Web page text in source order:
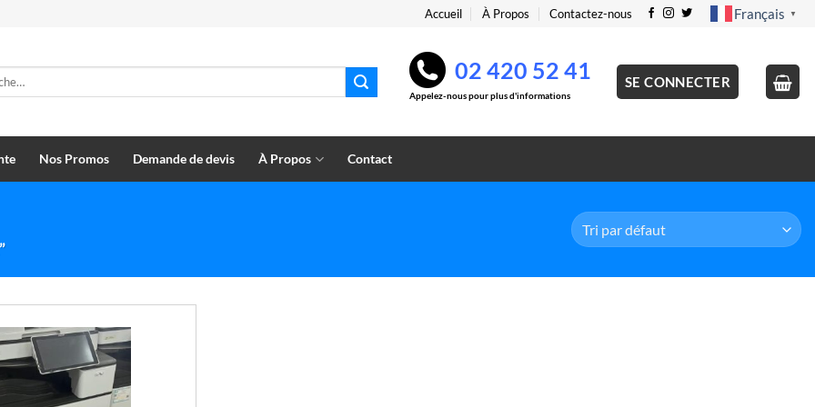
Accueil À Propos Contactez-nous Français ▼
02 420 52 41
Appelez-nous pour plus d'informations
SE CONNECTER
Nos Promos Demande de devis À Propos Contact